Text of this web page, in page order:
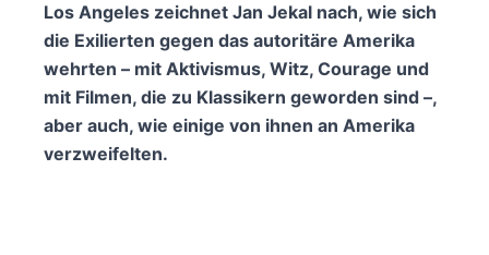
Los Angeles zeichnet Jan Jekal nach, wie sich
die Exilierten gegen das autoritäre Amerika
wehrten – mit Aktivismus, Witz, Courage und
mit Filmen, die zu Klassikern geworden sind –,
aber auch, wie einige von ihnen an Amerika
verzweifelten.